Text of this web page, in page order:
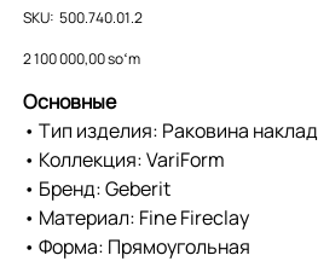
SKU: SKU
500.740.01.2
500.740.01.2
Price
2 100 000,00 soʻm
Основные
• Тип изделия: Раковина
• Коллекция: VariForm
• Бренд: Geberit
• Материал: Fine Fireclay
• Форма: Прямоугольная